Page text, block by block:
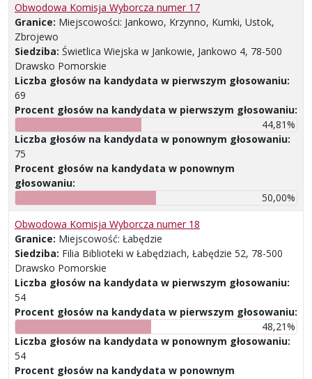
Obwodowa Komisja Wyborcza numer 17
Granice: Miejscowości: Jankowo, Krzynno, Kumki, Ustok,
Zbrojewo
Siedziba: Świetlica Wiejska w Jankowie, Jankowo 4, 78-500
Drawsko Pomorskie
Liczba głosów na kandydata w pierwszym głosowaniu:
69
Procent głosów na kandydata w pierwszym głosowaniu:
44,81%
Liczba głosów na kandydata w ponownym głosowaniu:
75
Procent głosów na kandydata w ponownym
głosowaniu:
50,00%
Obwodowa Komisja Wyborcza numer 18
Granice: Miejscowość: Łabędzie
Siedziba: Filia Biblioteki w Łabędziach, Łabędzie 52, 78-500
Drawsko Pomorskie
Liczba głosów na kandydata w pierwszym głosowaniu:
54
Procent głosów na kandydata w pierwszym głosowaniu:
48,21%
Liczba głosów na kandydata w ponownym głosowaniu:
54
Procent głosów na kandydata w ponownym